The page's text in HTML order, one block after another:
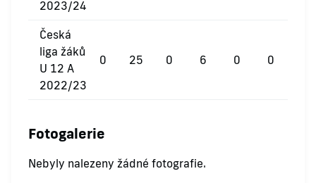
2023/24
Česká
liga žáků
U 12 A
2022/23
0 25 0 6 0 0
Fotogalerie
Nebyly nalezeny žádné fotografie.